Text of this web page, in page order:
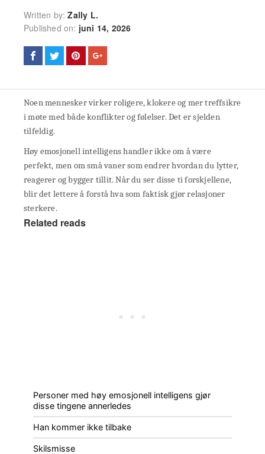
Written by:Zally L.
Published on: juni 14, 2026
Noen mennesker virker roligere, klokere og mer treffsikre
i møte med både konflikter og følelser. Det er sjelden
tilfeldig.
Høy emosjonell intelligens handler ikke om å være
perfekt, men om små vaner som endrer hvordan du lytter,
reagerer og bygger tillit. Når du ser disse ti forskjellene,
blir det lettere å forstå hva som faktisk gjør relasjoner
sterkere.
Related reads
Personer med høy emosjonell intelligens gjør
disse tingene annerledes
Han kommer ikke tilbake
Skilsmisse